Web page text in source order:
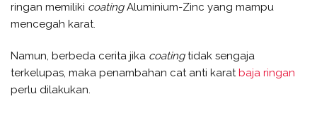
ringan memiliki coatingAluminium-Zinc yang mampu
mencegah karat.
Namun, berbeda cerita jika coatingtidak sengaja
terkelupas, maka penambahan cat anti karatbaja ringan
perlu dilakukan.